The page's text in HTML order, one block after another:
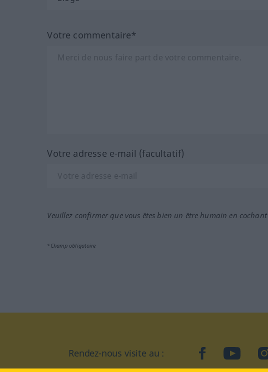
Votre commentaire*
Votre adresse e-mail (facultatif)
Veuillez confirmer que vous êtes bien un être humain en
*Champ obligatoire
Rendez-nous visite au : facebookYouTube